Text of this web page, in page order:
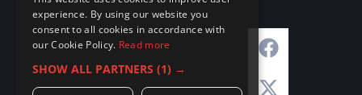
GERMAN
RUSSIAN
ITALIAN
experience. By using our website you
consent to all cookies in accordance with
our Cookie Policy. Read more
SHOW ALL PARTNERS (1) →